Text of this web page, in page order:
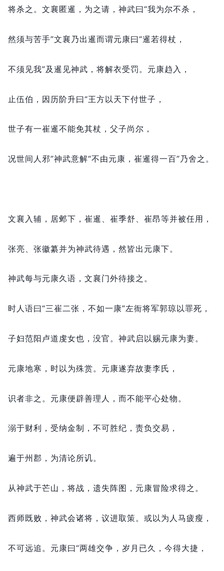
将杀之。 文襄匿暹， 为之请， 神武曰“我为尔不杀，
然须与苦手”文襄乃出暹而谓元康曰“暹若得杖，
不须见我”及暹见神武， 将解衣受罚。 元康趋入，
止伍伯， 因历阶升曰“王方以天下付世子，
世子有一崔暹不能免其杖， 父子尚尔，
况世间人邪”神武意解“不由元康， 崔暹得一百”乃舍之。
文襄入辅， 居邺下， 崔暹、崔季舒、崔昂等并被任用，
张亮、张徽纂并为神武待遇， 然皆出元康下。
神武每与元康久语， 文襄门外待接之。
时人语曰“三崔二张， 不如一康”左衙将军郭琼以罪死，
子妇范阳卢道虔女也， 没官。 神武启以赐元康为妻。
元康地寒， 时以为殊赏。 元康遂弃故妻李氏，
识者非之。 元康便辟善理人， 而不能平心处物。
溺于财利， 受纳金制， 不可胜纪， 责负交易，
遍于州郡， 为清论所讥。
从神武于芒山， 将战， 遗失阵图， 元康冒险求得之。
西师既败， 神武会诸将， 议进取策。 或以为人马疲瘦，
不可远追。 元康曰“两雄交争， 岁月已久， 今得大捷，